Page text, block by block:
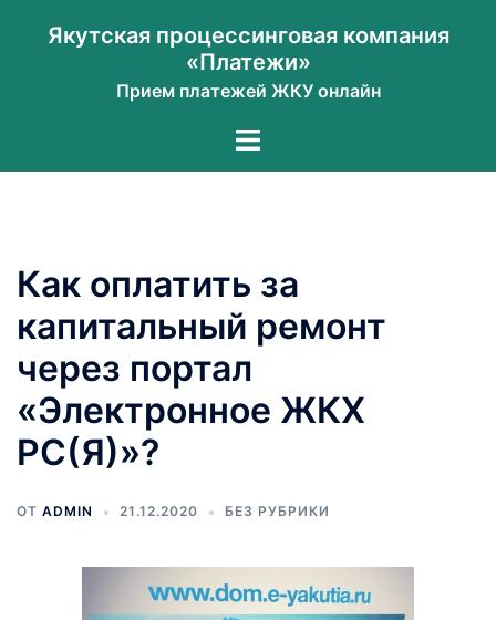
Якутская процессинговая компания
«Платежи»
Прием платежей ЖКУ онлайн
Переключатель
Как оплатить за
капитальный ремонт
через портал
«Электронное ЖКХ
РС(Я)»?
ОТ ADMIN 21.12.2020 БЕЗ РУБРИКИ